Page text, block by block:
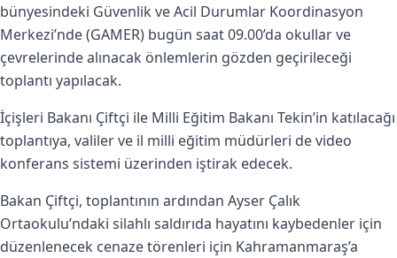
bünyesindeki Güvenlik ve Acil Durumlar Koordinasyon
Merkezi’nde (GAMER) bugün saat 09.00’da okullar ve
çevrelerinde alınacak önlemlerin gözden geçirileceği
toplantı yapılacak.
İçişleri Bakanı Çiftçi ile Milli Eğitim Bakanı Tekin’in katılacağı
toplantıya, valiler ve il milli eğitim müdürleri de video
konferans sistemi üzerinden iştirak edecek.
Bakan Çiftçi, toplantının ardından Ayser Çalık
Ortaokulu’ndaki silahlı saldırıda hayatını kaybedenler için
düzenlenecek cenaze törenleri için Kahramanmaraş’a